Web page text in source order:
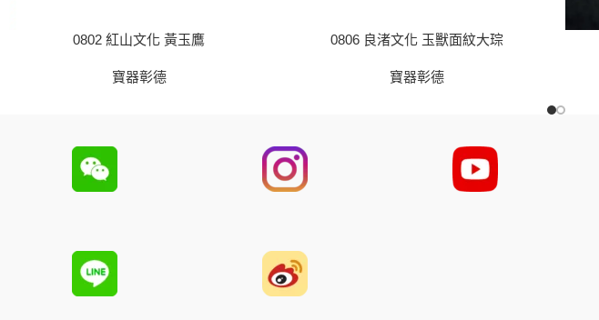
0802 紅山文化 黃玉鷹
寶器彰德
0806 良渚文化 玉獸面紋大琮
寶器彰德